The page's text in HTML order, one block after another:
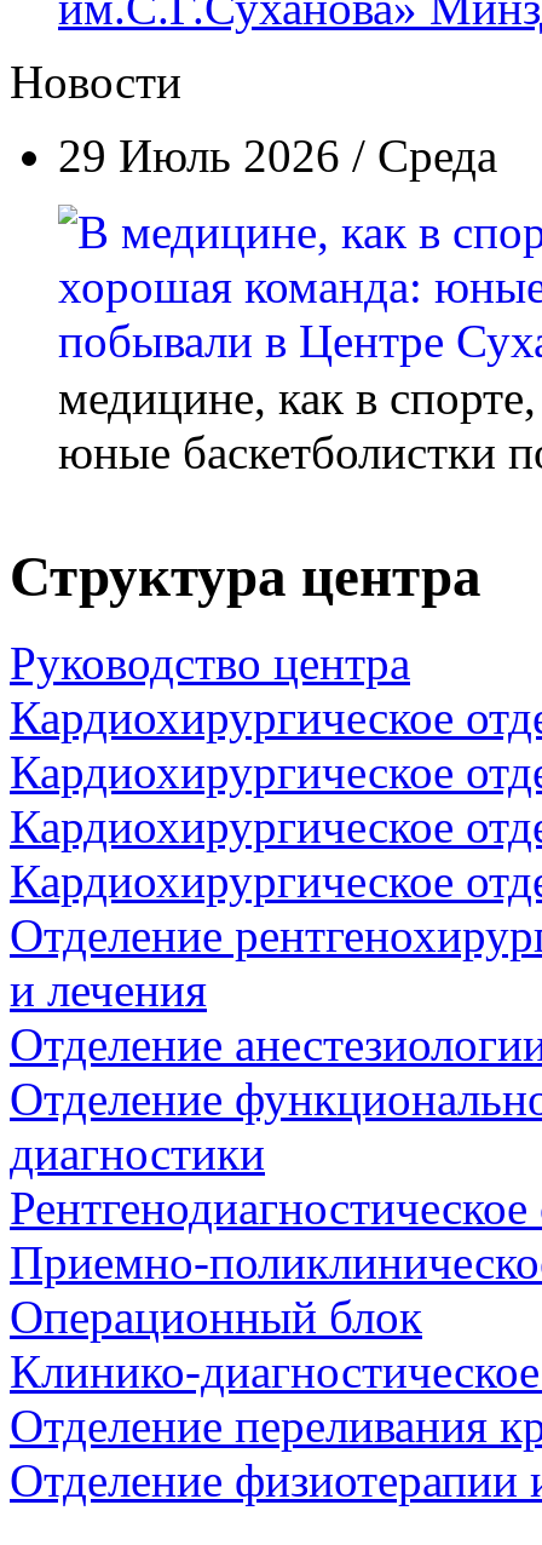
Новости
29 Июль 2026 / Среда
медицине, как в
юные баскетболистки
Структура центра
Руководство центра
Кардиохирургическое
Кардиохирургическое
Кардиохирургическое
Кардиохирургическое
Отделение
и лечения
Отделение
Отделение
диагностики
Приемно-
Операционный блок
Клинико-
Отделение переливания
Отделение физиотерапии